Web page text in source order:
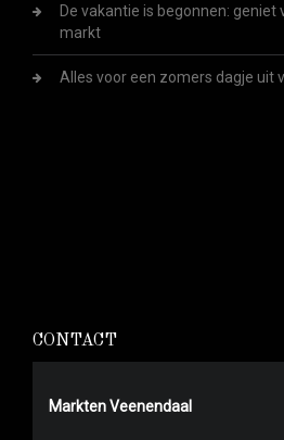
De vakantie is begonnen: geniet
markt
Alles voor een zomers dagje uit
CONTACT
Markten Veenendaal